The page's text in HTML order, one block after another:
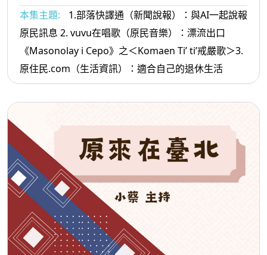
本集主題:
1.部落快譯通（新聞說報）：與AI一起說報
原民訊息 2. vuvu在唱歌（原民音樂）：漂流出口
《Masonolay i Cepo》之＜Komaen Ti’ ti’戒嚴歌＞3.
原住民.com（生活資訊）：適合自己的退休生活